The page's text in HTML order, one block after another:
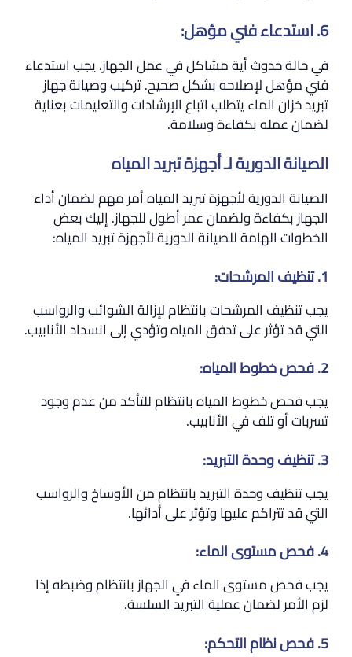
6. استدعاء فني مؤهل:
في حالة حدوث أية مشاكل في عمل الجهاز، يجب استدعاء
فني مؤهل لإصلاحه بشكل صحيح. تركيب وصيانة جهاز
تبريد خزان الماء يتطلب اتباع الإرشادات والتعليمات بعناية
لضمان عمله بكفاءة وسلامة.
الصيانة الدورية لـ أجهزة تبريد المياه
الصيانة الدورية لأجهزة تبريد المياه أمر مهم لضمان أداء
الجهاز بكفاءة ولضمان عمر أطول للجهاز. إليك بعض
الخطوات الهامة للصيانة الدورية لأجهزة تبريد المياه:
1. تنظيف المرشحات:
يجب تنظيف المرشحات بانتظام لإزالة الشوائب والرواسب
التي قد تؤثر على تدفق المياه وتؤدي إلى انسداد الأنابيب.
2. فحص خطوط المياه:
يجب فحص خطوط المياه بانتظام للتأكد من عدم وجود
تسربات أو تلف في الأنابيب.
3. تنظيف وحدة التبريد:
يجب تنظيف وحدة التبريد بانتظام من الأوساخ والرواسب
التي قد تتراكم عليها وتؤثر على أدائها.
4. فحص مستوى الماء:
يجب فحص مستوى الماء في الجهاز بانتظام وضبطه إذا
لزم الأمر لضمان عملية التبريد السلسة.
5. فحص نظام التحكم: